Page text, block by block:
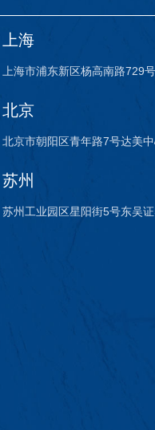
上海
上海市浦东新区杨高南路729
北京
北京市朝阳区青年路7号达美
苏州
苏州工业园区星阳街5号东吴